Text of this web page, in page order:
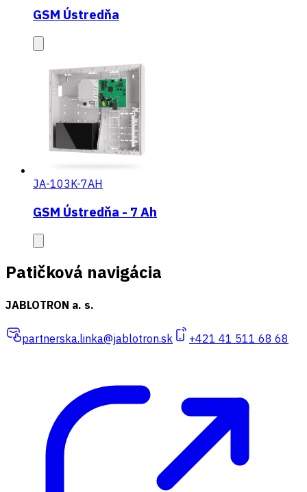
GSM Ústredňa
JA-103K-7AH
GSM Ústredňa - 7 Ah
Patičková navigácia
JABLOTRON a. s.
partnerska.linka@jablotron.sk +421 41 511 68 68